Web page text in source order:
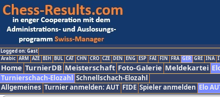
Logged on: Gast
Arabic ARM AZE BIH BUL CAT CHN CRO CZE DEN ENG ESP FAI FIN FRA GER GRE INA
Home TurnierDB Meisterschaft Foto-Galerie Meldekartei
Turnierschach-Elozahl Schnellschach-Elozahl
Allgemeines Turnier anmelden: AUT FIDE Spieler anmelden Elo